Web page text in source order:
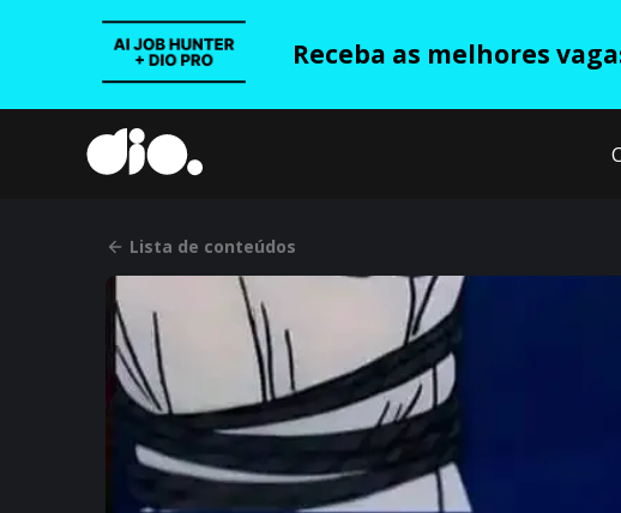
Receba as melhores
Lista de conteúdos